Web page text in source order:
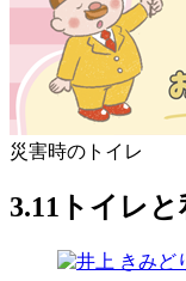
災害時のトイレ
3.11トイレと